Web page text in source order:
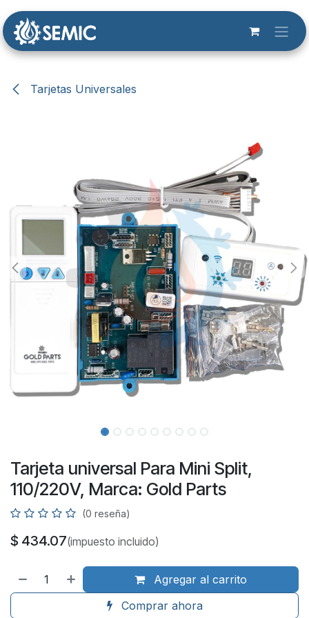
Ir al contenido
Tarjetas Universales
Tarjeta universal Para Mini Split,
110/220V, Marca: Gold Parts
(0 reseña)
$ 434.07(impuesto incluido)
Agregar al carrito
Comprar ahora